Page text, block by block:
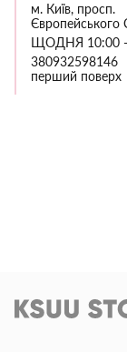
м. Київ, просп.
Європейського
ЩОДНЯ 10:00 -
380932598146
перший поверх